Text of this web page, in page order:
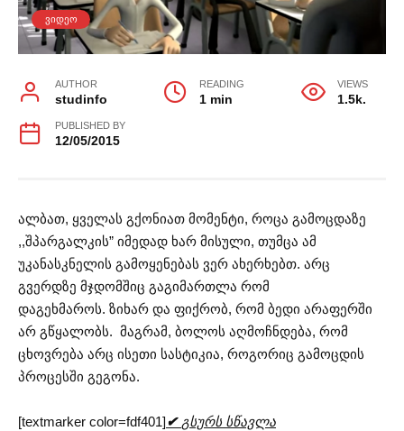
ᲕᲘᲓᲔᲝ
AUTHOR
studinfo
READING
1 min
VIEWS
1.5k.
PUBLISHED BY
12/05/2015
ალბათ, ყველას გქონიათ მომენტი, როცა გამოცდაზე
,,შპარგალკის” იმედად ხარ მისული, თუმცა ამ
უკანასკნელის გამოყენებას ვერ ახერხებთ. არც
გვერდზე მჯდომშიც გაგიმართლა რომ
დაგეხმაროს. ზიხარ და ფიქრობ, რომ ბედი არაფერში
არ გწყალობს. მაგრამ, ბოლოს აღმოჩნდება, რომ
ცხოვრება არც ისეთი სასტიკია, როგორიც გამოცდის
პროცესში გეგონა.
[textmarker color=fdf401]✔ გსურს სწავლა